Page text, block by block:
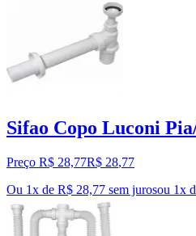
Sifao Copo Luconi
Preço R$ 28,77R$ 28,77
Ou 1x de R$ 28,77 sem jurosou 1x